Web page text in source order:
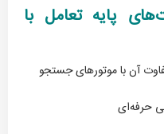
پایه تعامل با
آن با موتورهای جستجو
حرفه‌ای